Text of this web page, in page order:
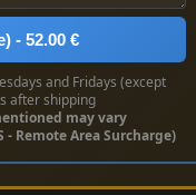
- 52.00 €
and Fridays (except
after shipping
may vary
Remote Area Surcharge)